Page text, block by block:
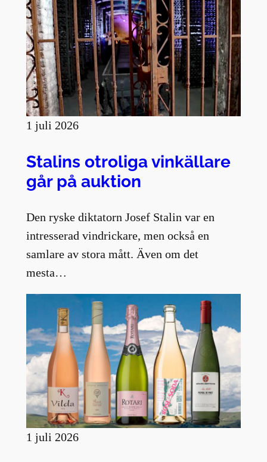
1 juli 2026
Stalins otroliga vinkällare
går på auktion
Den ryske diktatorn Josef Stalin var en
intresserad vindrickare, men också en
samlare av stora mått. Även om det
mesta…
1 juli 2026